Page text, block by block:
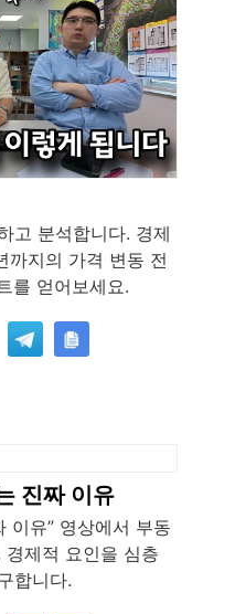
고 분석합니다. 경제
까지의 가격 변동 전
를 얻어보세요.
진짜 이유
이유” 영상에서 부동
제적 요인을 심층
합니다.